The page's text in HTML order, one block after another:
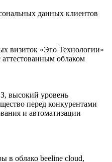
данных клиентов
визиток «Эго Технологии»
облаком
высокий уровень
перед конкурентами
и автоматизации
в облако beeline cloud,